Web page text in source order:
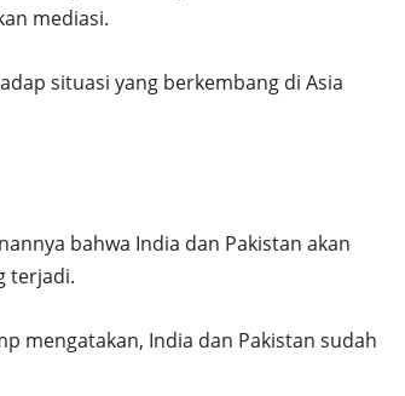
mediasi.
situasi yang berkembang di Asia
bahwa India dan Pakistan akan
terjadi.
mengatakan, India dan Pakistan sudah